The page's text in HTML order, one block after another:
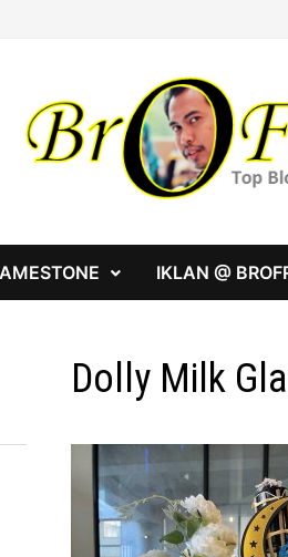
IKLAN @
Dolly Milk